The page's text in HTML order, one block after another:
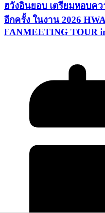
ฮวังอินยอบ เตรียมหอบค
อีกครั้ง ในงาน 2026
FANMEETING TOUR